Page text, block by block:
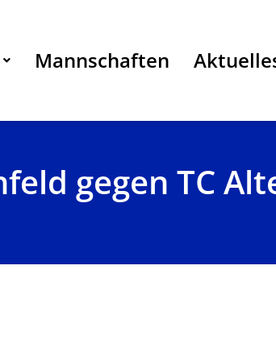
Mannschaften
gegen TC